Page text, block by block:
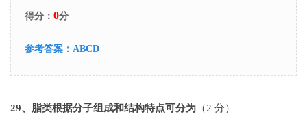
得分： 0分
参考答案： ABCD
29、脂类根据分子组成和结构特点可分为 （2 分）